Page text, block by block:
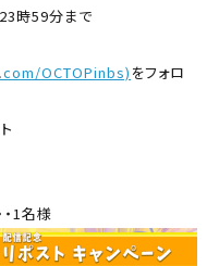
時59分まで
OCTOPinbs) をフォロ
1名様